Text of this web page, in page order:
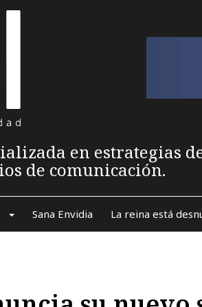
en estrategias
de comunicación.
Sana Envidia La reina está